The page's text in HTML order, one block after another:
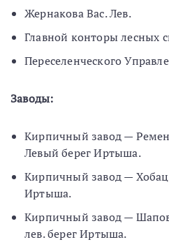
Жернакова Вас. Лев.
Главной конторы лесных
Переселенческого
Заводы:
Кирпичный завод —
Левый берег Иртыша.
Кирпичный завод —
Иртыша.
Кирпичный завод —
лев. берег Иртыша.